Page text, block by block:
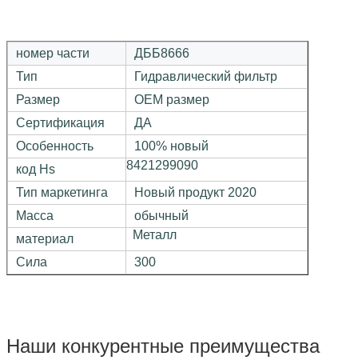
номер части
ДББ8666
Тип
Гидравлический фильтр
Размер
ОЕМ размер
Сертификация
ДА
Особенность
100% новый
код Hs
8421299090
Тип маркетинга
Новый продукт 2020
Масса
обычный
материал
Металл
Сила
300
Наши конкурентные преимущества